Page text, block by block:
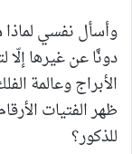
وأسأل نفسي لماذا
دونًا عن غيرها إلّا
الأبراج وعالمة
ظهر الفتيات
للذكور؟